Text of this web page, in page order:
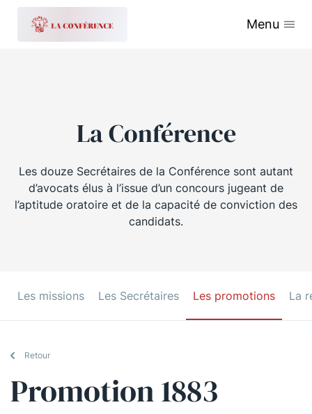
Menu
La Conférence
Les douze Secrétaires de la Conférence sont autant
d’avocats élus à l’issue d’un concours jugeant de
l’aptitude oratoire et de la capacité de conviction des
candidats.
Les missions Les Secrétaires Les promotions La
Retour
Promotion 1883